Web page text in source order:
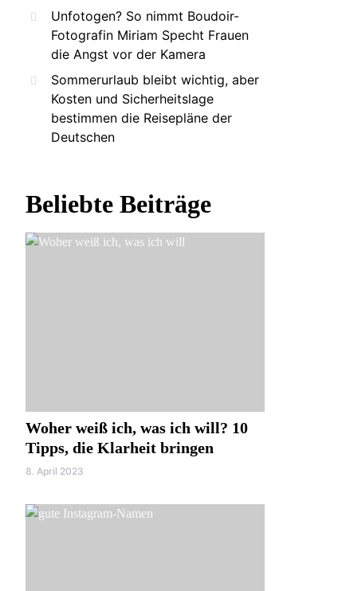
Unfotogen? So nimmt Boudoir-
Fotografin Miriam Specht Frauen
die Angst vor der Kamera
Sommerurlaub bleibt wichtig, aber
Kosten und Sicherheitslage
bestimmen die Reisepläne der
Deutschen
Beliebte Beiträge
Woher weiß ich, was ich will? 10
Tipps, die Klarheit bringen
8. April 2023